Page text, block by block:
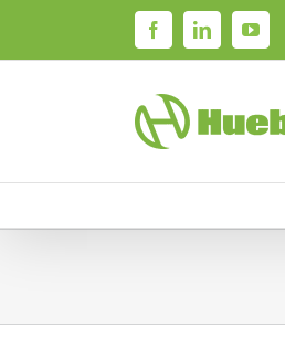
FacebookLinkedIn